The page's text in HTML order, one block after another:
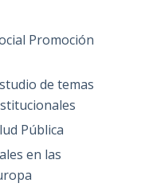
Promoción
de temas
Pública
en las